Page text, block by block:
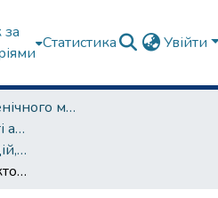
Статистика Увійти
Факультет сценічного мистецтва
Кафедра майстерності актора
матеріали конференцій, семінарів, круглих столів та ін.
Пластична культура актора: антропологічні та соціальні виміри